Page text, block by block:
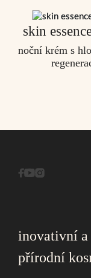
skin
noční krém s
inovativní a
přírodní